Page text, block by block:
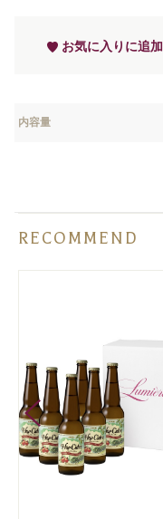
お気に入りに追加
内容量
RECOMMEND